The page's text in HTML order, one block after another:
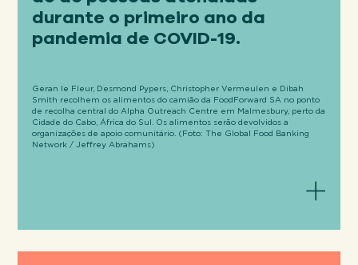
durante o primeiro ano da
pandemia de COVID-19.
Geran le Fleur, Desmond Pypers, Christopher Vermeulen e Dibah
Smith recolhem os alimentos do camião da FoodForward SA no ponto
de recolha central do Alpha Outreach Centre em Malmesbury, perto da
Cidade do Cabo, África do Sul. Os alimentos serão devolvidos a
organizações de apoio comunitário. (Foto: The Global Food Banking
Network / Jeffrey Abrahams)
Em resposta à demanda,
aumentaram a